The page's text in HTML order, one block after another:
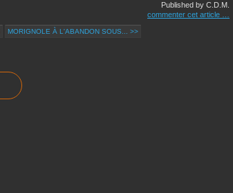
Published by C.D.M.
commenter cet article
MORIGNOLE À L'ABANDON SOUS... >>